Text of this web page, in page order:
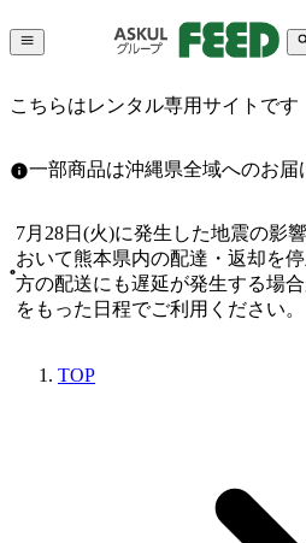
こちらはレンタル専用サイトです
一部商品は沖縄県全域へのお届
7月28日(火)に発生した地震の影
おいて熊本県内の配達・返却を
方の配送にも遅延が発生する場
をもった日程でご利用ください。
TOP